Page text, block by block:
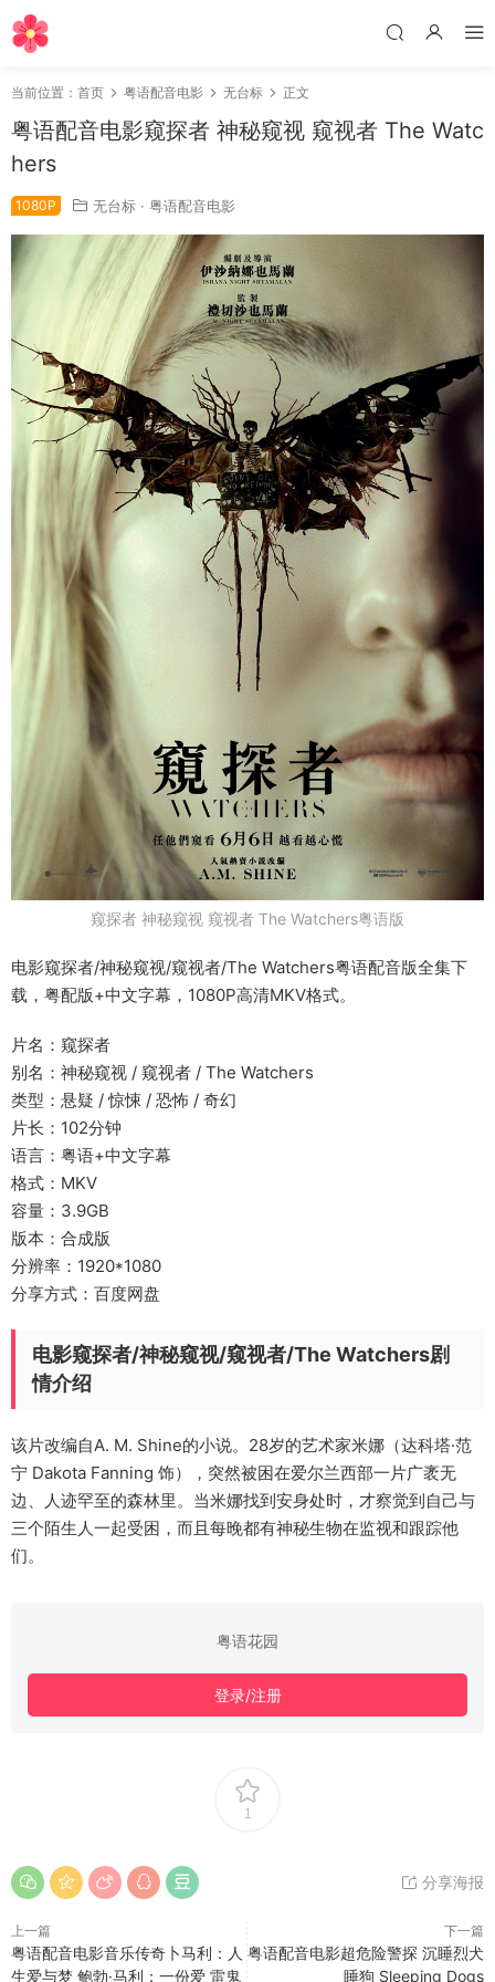
当前位置： 首页 粤语配音电影 无台标 正文
粤语配音电影窥探者 神秘窥视 窥视者 The Watc
hers
1080P 无台标 · 粤语配音电影
窥探者 神秘窥视 窥视者 The Watchers粤语版
电影窥探者/神秘窥视/窥视者/The Watchers粤语配音版全集下
载，粤配版+中文字幕，1080P高清MKV格式。
片名：窥探者
别名：神秘窥视 / 窥视者 / The Watchers
类型：悬疑 / 惊悚 / 恐怖 / 奇幻
片长：102分钟
语言：粤语+中文字幕
格式：MKV
容量：3.9GB
版本：合成版
分辨率：1920*1080
分享方式：百度网盘
电影窥探者/神秘窥视/窥视者/The Watchers剧
情介绍
该片改编自A. M. Shine的小说。28岁的艺术家米娜（达科塔·范
宁 Dakota Fanning 饰），突然被困在爱尔兰西部一片广袤无
边、人迹罕至的森林里。当米娜找到安身处时，才察觉到自己与
三个陌生人一起受困，而且每晚都有神秘生物在监视和跟踪他
们。
粤语花园
登录/注册
1
分享海报
上一篇
粤语配音电影音乐传奇卜马利：人
生爱与梦 鲍勃·马利：一份爱 雷鬼
下一篇
粤语配音电影超危险警探 沉睡烈犬
睡狗 Sleeping Dogs